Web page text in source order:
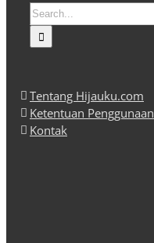
Search
for:
Tentang Hijauku.com
Ketentuan Penggunaan
Kontak